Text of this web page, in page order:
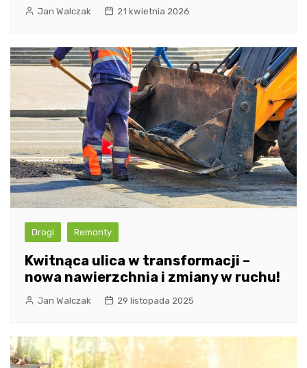
Jan Walczak 21 kwietnia 2026
Drogi Remonty
Kwitnąca ulica w transformacji –
nowa nawierzchnia i zmiany w ruchu!
Jan Walczak 29 listopada 2025